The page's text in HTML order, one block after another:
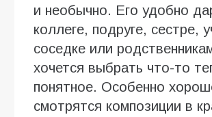
и необычно. Его удобно
коллеге, подруге, сестре,
соседке или
хочется выбрать что-то
понятное. Особенно
смотрятся композиции в